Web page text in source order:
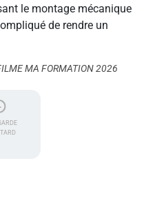
le montage mécanique
de rendre un
MA FORMATION 2026